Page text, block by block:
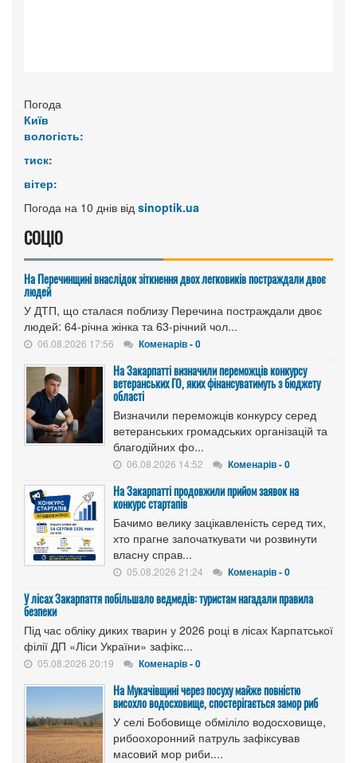
Погода
Київ
вологість:
тиск:
вітер:
Погода на 10 днів від sinoptik.ua
СОЦІО
На Перечинщині внаслідок зіткнення двох легковиків постраждали двоє
людей
У ДТП, що сталася поблизу Перечина постраждали двоє
людей: 64-річна жінка та 63-річний чол...
06.08.2026 17:56 Коменарів - 0
На Закарпатті визначили переможців конкурсу
ветеранських ГО, яких фінансуватимуть з бюджету
області
Визначили переможців конкурсу серед
ветеранських громадських організацій та
благодійних фо...
06.08.2026 14:52 Коменарів - 0
На Закарпатті продовжили прийом заявок на
конкурс стартапів
Бачимо велику зацікавленість серед тих,
хто прагне започаткувати чи розвинути
власну справ...
05.08.2026 21:24 Коменарів - 0
У лісах Закарпаття побільшало ведмедів: туристам нагадали правила
безпеки
Під час обліку диких тварин у 2026 році в лісах Карпатської
філії ДП «Ліси України» зафікс...
05.08.2026 20:19 Коменарів - 0
На Мукачівщині через посуху майже повністю
висохло водосховище, спостерігається замор риб
У селі Бобовище обміліло водосховище,
рибоохоронний патруль зафіксував
масовий мор риби....